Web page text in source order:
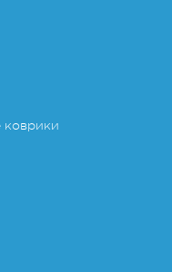
коврики